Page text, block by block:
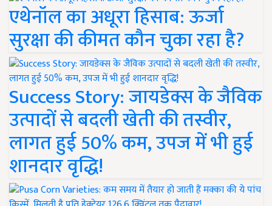
एथेनॉल का अधूरा हिसाब: ऊर्जा
सुरक्षा की कीमत कौन चुका रहा है?
Success Story: जायडेक्स के जैविक
उत्पादों से बदली खेती की तस्वीर,
लागत हुई 50% कम, उपज में भी हुई
शानदार वृद्धि!